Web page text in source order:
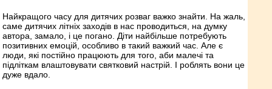
Найкращого часу для дитячих розваг важко знайти. На жаль,
саме дитячих літніх заходів в нас проводиться, на думку
автора, замало, і це погано. Діти найбільше потребують
позитивних емоцій, особливо в такий важкий час. Але є
люди, які постійно працюють для того, аби малечі та
підліткам влаштовувати святковий настрій. І роблять вони це
дуже вдало.